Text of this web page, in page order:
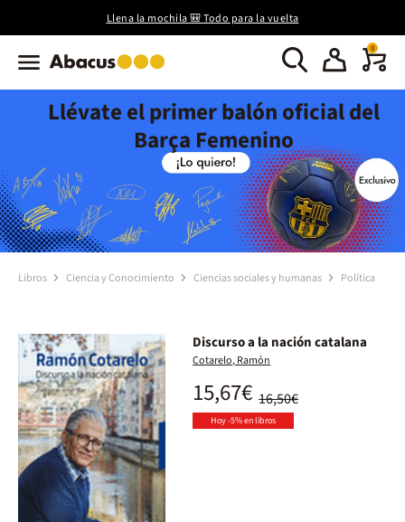
Llena la mochila 🎒 Todo para la vuelta
0
Llévate el primer balón oficial del
Barça Femenino
Libros Ciencia y Conocimiento Ciencias sociales y humanas Política
Discurso a la nación catalana
Cotarelo, Ramón
16,50€
15,67€
Hoy -5% en libros